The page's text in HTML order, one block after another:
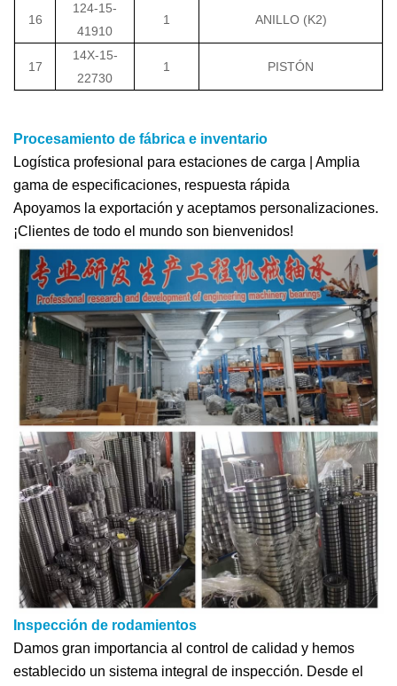
16
124-15-
41910
1 ANILLO (K2)
17
14X-15-
22730
1 PISTÓN
Procesamiento de fábrica e inventario
Logística profesional para estaciones de carga | Amplia
gama de especificaciones, respuesta rápida
Apoyamos la exportación y aceptamos personalizaciones.
¡Clientes de todo el mundo son bienvenidos!
Inspección de rodamientos
Damos gran importancia al control de calidad y hemos
establecido un sistema integral de inspección. Desde el